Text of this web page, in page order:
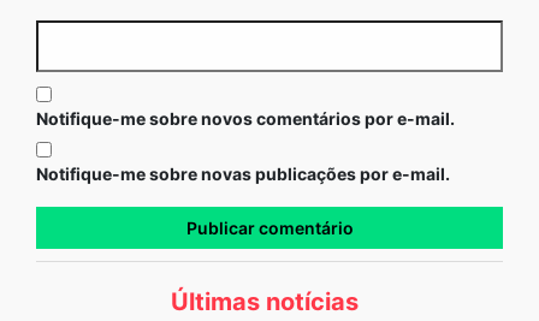
Notifique-me sobre novos comentários por e-mail.
Notifique-me sobre novas publicações por e-mail.
Últimas notícias